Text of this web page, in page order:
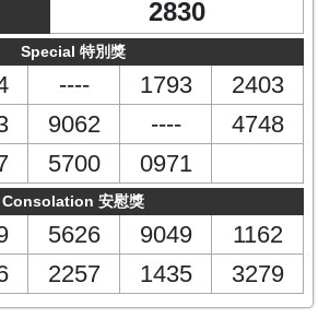
2830
Special 特別獎
---- 1793
2403
9062 ----
4748
5700 0971
Consolation 安慰獎
5626 9049
1162
2257 1435 3279